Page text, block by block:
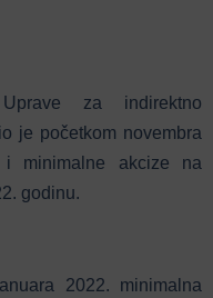
za indirektno
je početkom novembra
i minimalne akcize na
godinu.
2022. minimalna